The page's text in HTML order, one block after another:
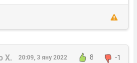
Х. 8 -1
20:09, 3 яну 2022